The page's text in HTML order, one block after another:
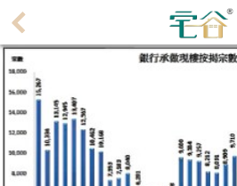
理
主
頁
搵
樓/